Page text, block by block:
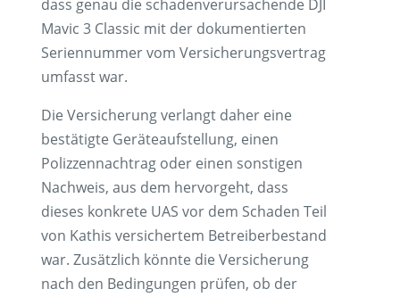
dass genau die schadenverursachende DJI
Mavic 3 Classic mit der dokumentierten
Seriennummer vom Versicherungsvertrag
umfasst war.
Die Versicherung verlangt daher eine
bestätigte Geräteaufstellung, einen
Polizzennachtrag oder einen sonstigen
Nachweis, aus dem hervorgeht, dass
dieses konkrete UAS vor dem Schaden Teil
von Kathis versichertem Betreiberbestand
war. Zusätzlich könnte die Versicherung
nach den Bedingungen prüfen, ob der